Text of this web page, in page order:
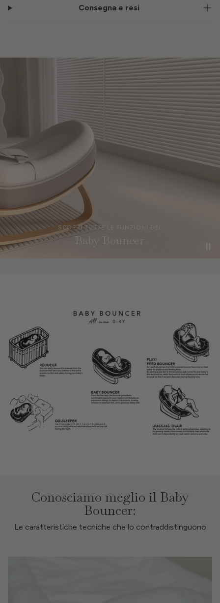
Consegna e resi
SCOPRI TUTTE LE FUNZIONI DEL
Baby Bouncer
OVERLINE
Headline
Lorem ipsum dolor sit amet, consectetur adipisicing elit, sed do
Conosciamo meglio il Baby
Bouncer:
Le caratteristiche tecniche che lo contraddistinguono